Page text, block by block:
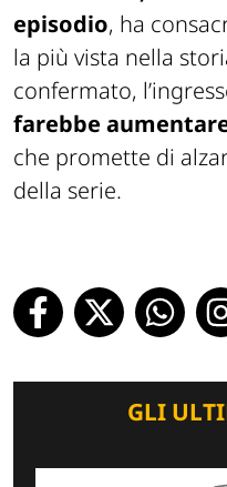
episodio, ha
la più vista nella
confermato,
farebbe
che promette di
della serie.
GLI